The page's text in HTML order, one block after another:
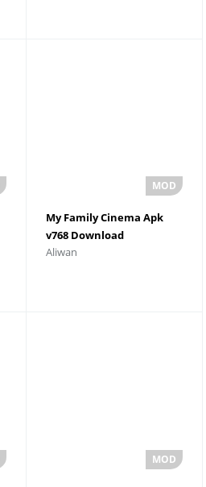
My Family Cinema Apk
v768 Download
Aliwan